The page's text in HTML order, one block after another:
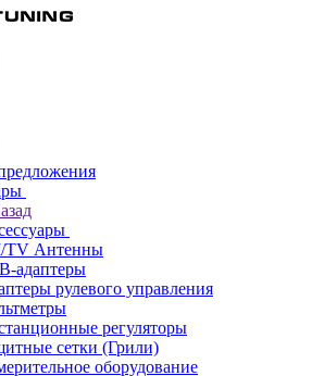
TV Антенны
адаптеры
рулевого управления
регуляторы
сетки (Грили)
оборудование